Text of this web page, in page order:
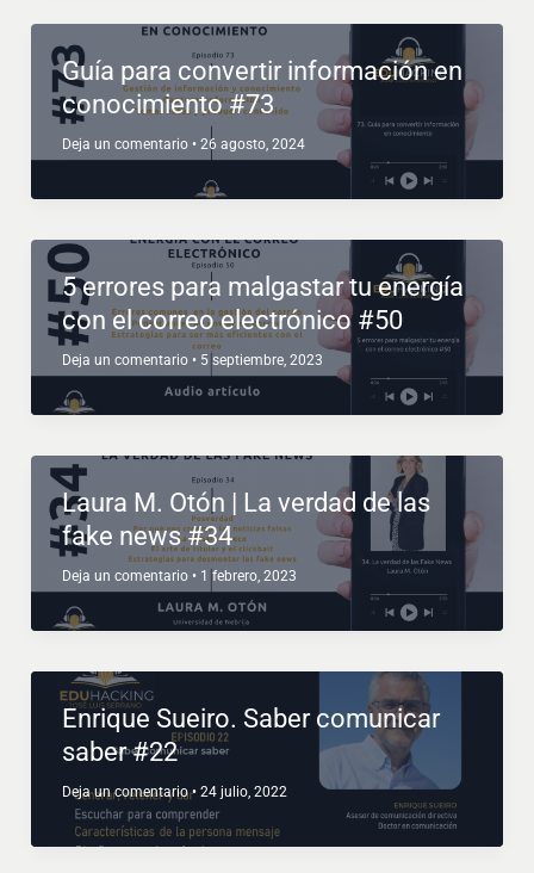
Guía para convertir información en
conocimiento #73
Deja un comentario • 26 agosto, 2024
5 errores para malgastar tu energía
con el correo electrónico #50
Deja un comentario • 5 septiembre, 2023
Laura M. Otón | La verdad de las
fake news #34
Deja un comentario • 1 febrero, 2023
Enrique Sueiro. Saber comunicar
saber #22
Deja un comentario • 24 julio, 2022